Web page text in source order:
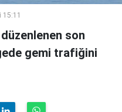
son
gemi trafiğini